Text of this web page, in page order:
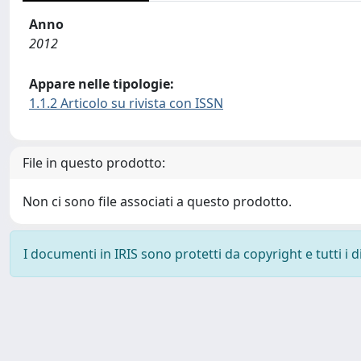
Anno
2012
Appare nelle tipologie:
1.1.2 Articolo su rivista con ISSN
File in questo prodotto:
Non ci sono file associati a questo prodotto.
I documenti in IRIS sono protetti da copyright e tutti i